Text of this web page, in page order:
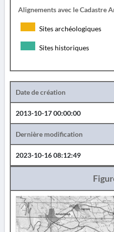
Alignements avec le Cadastre
Sites archéologiques
Sites historiques
Date de création
2013-10-17 00:00:00
Dernière modification
2023-10-16 08:12:49